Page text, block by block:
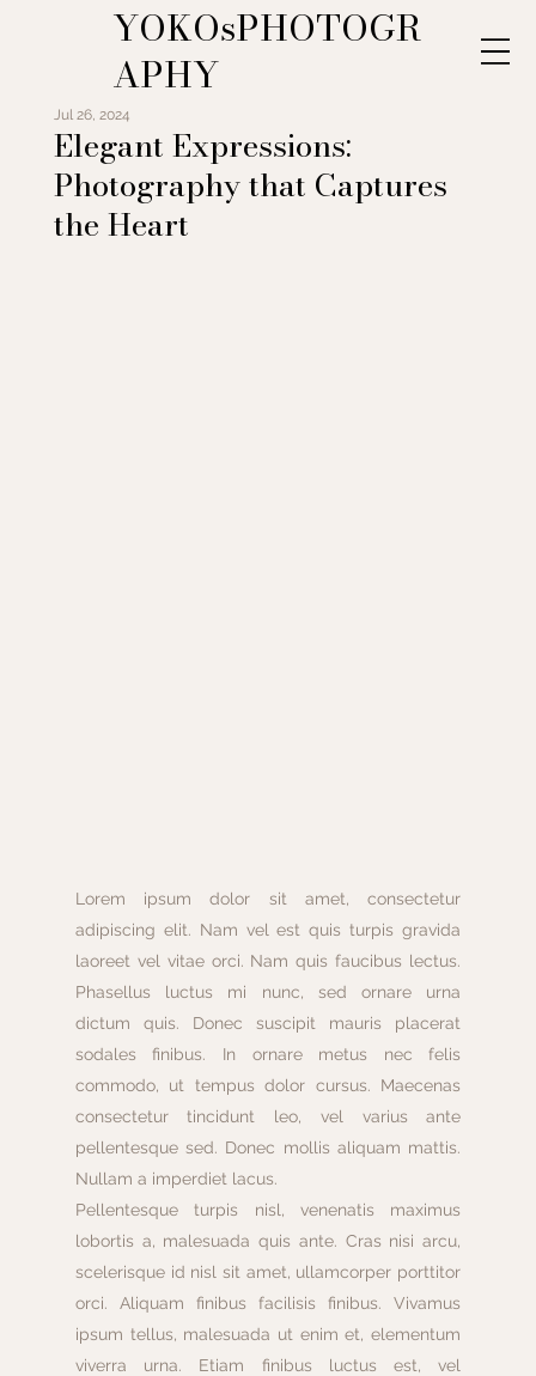
YOKOsPHOTOGR
APHY
Elegant Expressions:
Photography that Captures
the Heart
Jul 26, 2024
Lorem ipsum dolor sit amet, consectetur
adipiscing elit. Nam vel est quis turpis gravida
laoreet vel vitae orci. Nam quis faucibus lectus.
Phasellus luctus mi nunc, sed ornare urna
dictum quis. Donec suscipit mauris placerat
sodales finibus. In ornare metus nec felis
commodo, ut tempus dolor cursus. Maecenas
consectetur tincidunt leo, vel varius ante
pellentesque sed. Donec mollis aliquam mattis.
Nullam a imperdiet lacus.
Pellentesque turpis nisl, venenatis maximus
lobortis a, malesuada quis ante. Cras nisi arcu,
scelerisque id nisl sit amet, ullamcorper porttitor
orci. Aliquam finibus facilisis finibus. Vivamus
ipsum tellus, malesuada ut enim et, elementum
viverra urna. Etiam finibus luctus est, vel